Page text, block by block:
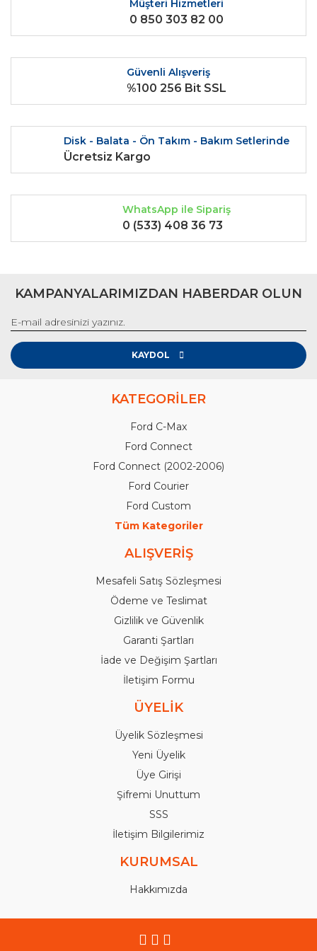
Gönder
Müşteri Hizmetleri
0 850 303 82 00
Güvenli Alışveriş
%100 256 Bit SSL
Disk - Balata - Ön Takım - Bakım Setlerinde
Ücretsiz Kargo
WhatsApp ile Sipariş
0 (533) 408 36 73
KAMPANYALARIMIZDAN HABERDAR OLUN
KAYDOL
KATEGORİLER
Ford C-Max
Ford Connect
Ford Connect (2002-2006)
Ford Courier
Ford Custom
Tüm Kategoriler
ALIŞVERİŞ
Mesafeli Satış Sözleşmesi
Ödeme ve Teslimat
Gizlilik ve Güvenlik
Garanti Şartları
İade ve Değişim Şartları
İletişim Formu
ÜYELİK
Üyelik Sözleşmesi
Yeni Üyelik
Üye Girişi
Şifremi Unuttum
SSS
İletişim Bilgilerimiz
KURUMSAL
Hakkımızda